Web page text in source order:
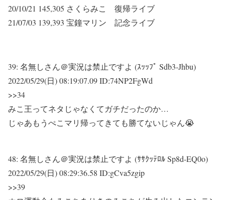
20/10/21 145,305 さくらみこ 復帰ライブ
21/07/03 139,393 宝鐘マリン 記念ライブ
39: 名無しさん＠実況は禁止ですよ (ｽｯｯﾌﾟ Sdb3-Jhbu)
2022/05/29(日) 08:19:07.09 ID:74NP2FgWd
>>34
みこ王ってネタじゃなくてガチだったのか…
じゃあもうぺこマリ帰ってきても勝てないじゃん😭
48: 名無しさん＠実況は禁止ですよ (ｻｻｸｯﾃﾛﾙ Sp8d-EQ0o)
2022/05/29(日) 08:29:36.58 ID:gCva5zgip
>>39